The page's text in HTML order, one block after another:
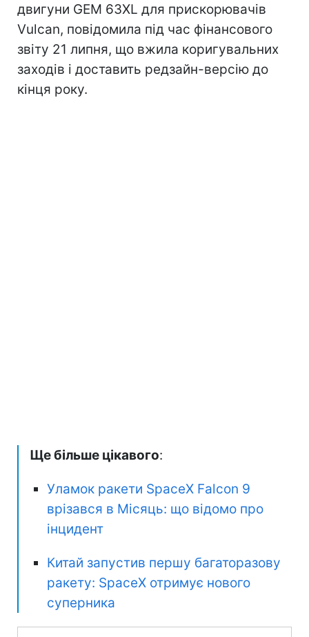
двигуни GEM 63XL для прискорювачів
Vulcan, повідомила під час фінансового
звіту 21 липня, що вжила коригувальних
заходів і доставить редзайн-версію до
кінця року.
Ще більше цікавого:
Уламок ракети SpaceX Falcon 9
врізався в Місяць: що відомо про
інцидент
Китай запустив першу багаторазову
ракету: SpaceX отримує нового
суперника